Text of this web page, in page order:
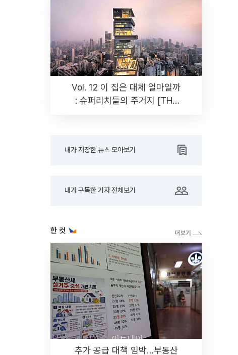
Vol. 12 이 집은 대체 얼마일까
: 슈퍼리치들의 주거지 [THE
내가 저장한 뉴스 모아보기
내가 구독한 기자 전체보기
한 컷
추가 공급 대책 임박…부동산